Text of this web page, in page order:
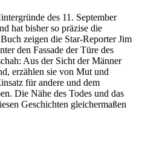
des 11. September
hat bisher so präzise die
zeigen die Star-Reporter Jim
den Fassade der Türe des
Aus der Sicht der Männer
erzählen sie von Mut und
für andere und dem
Die Nähe des Todes und das
Geschichten gleichermaßen